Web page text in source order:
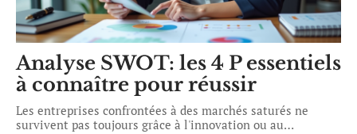
Analyse SWOT: les 4 P essentiels
à connaître pour réussir
Les entreprises confrontées à des marchés saturés ne
survivent pas toujours grâce à l'innovation ou au…